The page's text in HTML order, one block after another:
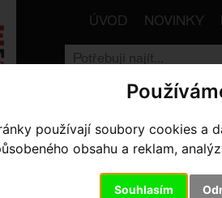
používají soubory cookies a
obsahu a reklam,
Souhlasím
ÚVOD NOVINKY
VZPĚRY SKS